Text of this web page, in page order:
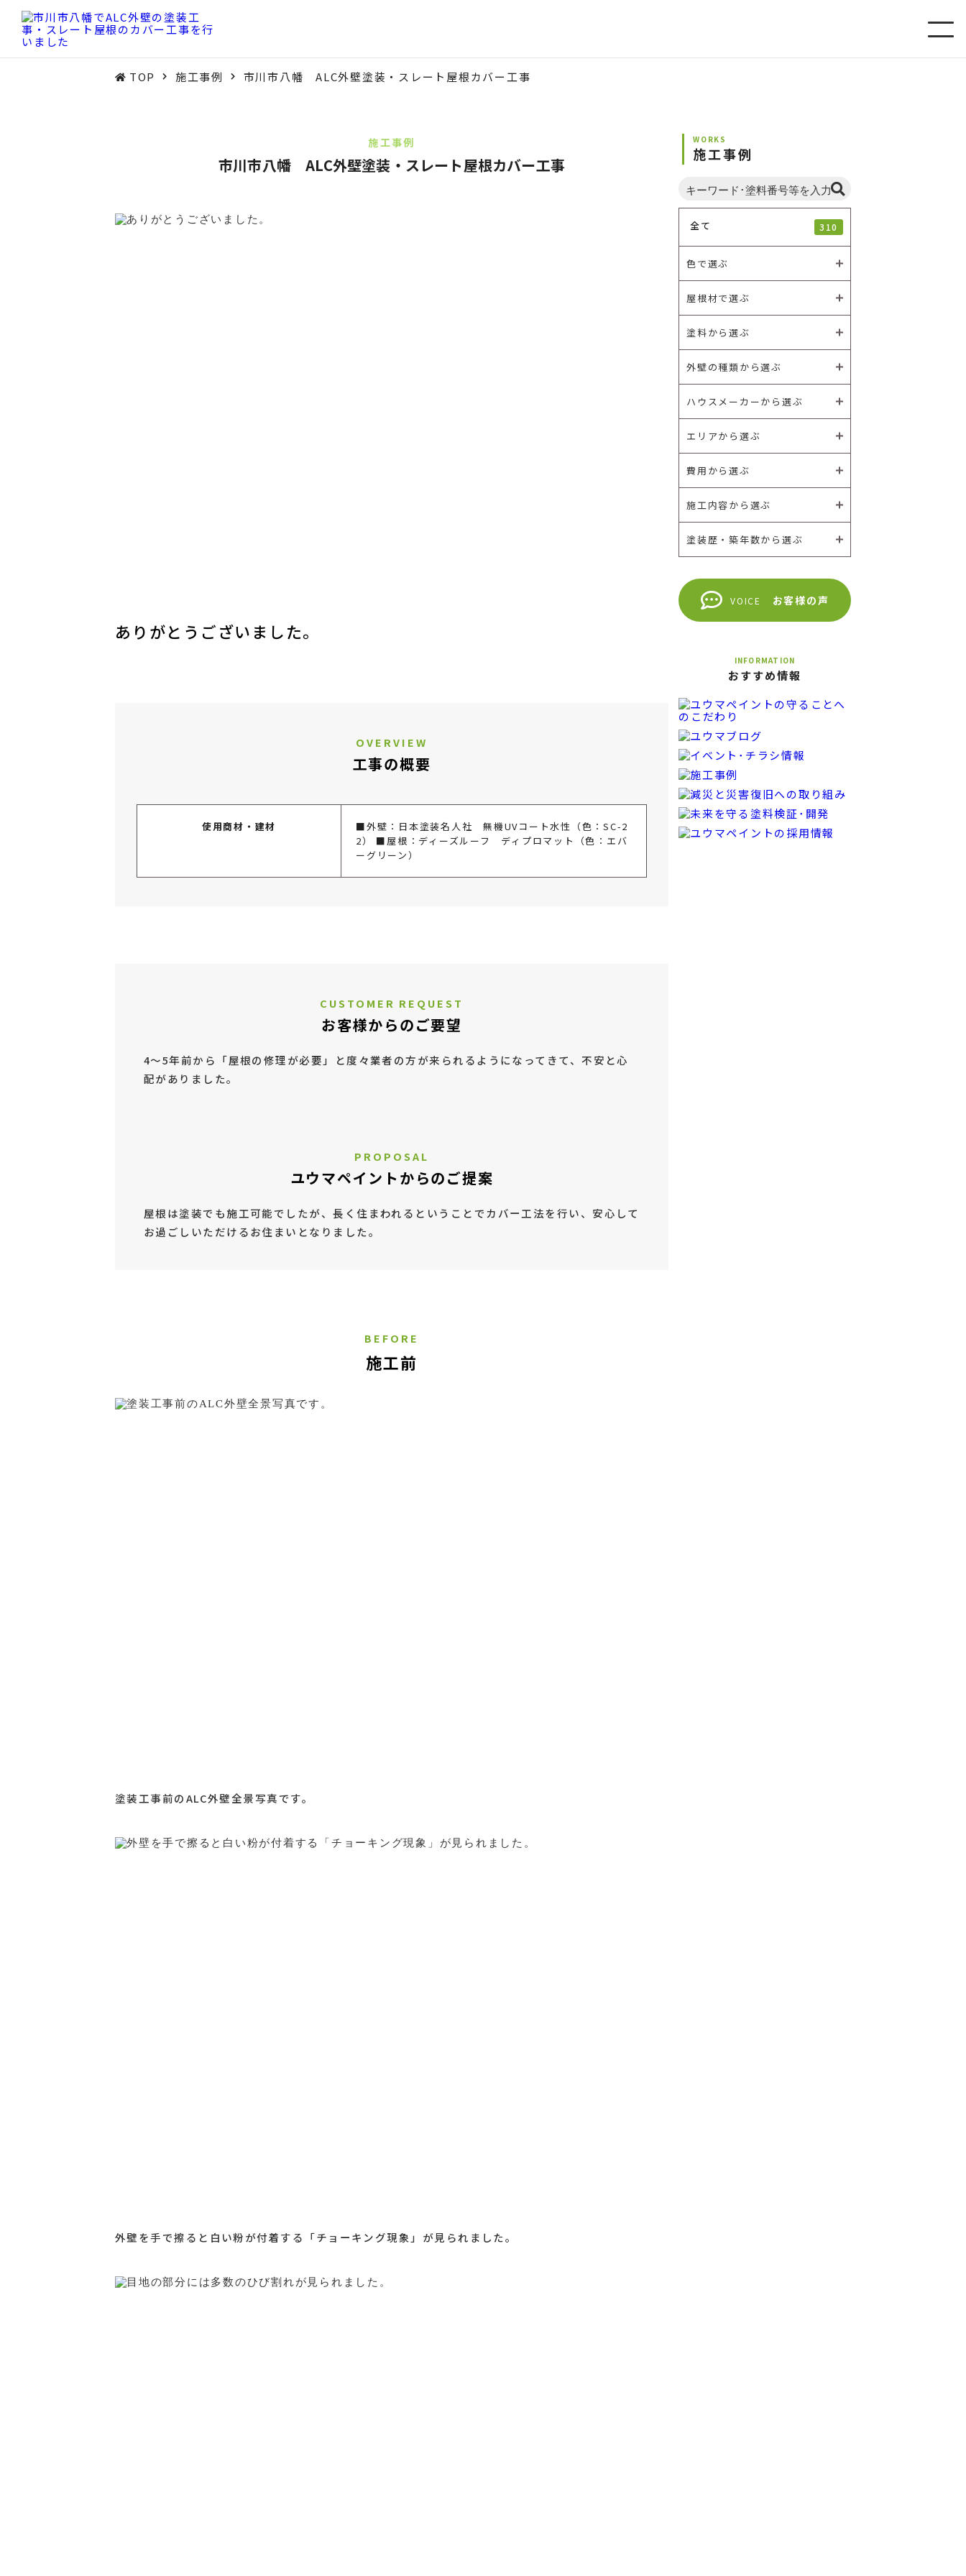
TOP 施工事例 市川市八幡 ALC外壁塗装・スレート屋根カバー工事
施工事例
市川市八幡 ALC外壁塗装・スレート屋根カバー工事
ありがとうございました。
OVERVIEW
工事の概要
使用商材・建材
■外壁：日本塗装名人社 無機UVコート水性（色：SC-2
2） ■屋根：ディーズルーフ ディプロマット（色：エバ
ーグリーン）
CUSTOMER REQUEST
お客様からのご要望
4～5年前から「屋根の修理が必要」と度々業者の方が来られるようになってきて、不安と心
配がありました。
PROPOSAL
ユウマペイントからのご提案
屋根は塗装でも施工可能でしたが、長く住まわれるということでカバー工法を行い、安心して
お過ごしいただけるお住まいとなりました。
BEFORE
施工前
塗装工事前のALC外壁全景写真です。
外壁を手で擦ると白い粉が付着する「チョーキング現象」が見られました。
WORKS
施工事例
全て 310
色で選ぶ
屋根材で選ぶ
塗料から選ぶ
外壁の種類から選ぶ
ハウスメーカーから選ぶ
エリアから選ぶ
費用から選ぶ
施工内容から選ぶ
塗装歴・築年数から選ぶ
VOICE お客様の声
INFORMATION
おすすめ情報